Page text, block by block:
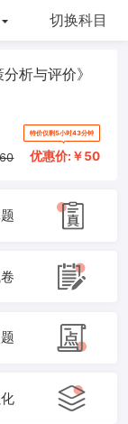
切换科目
析与评价》
60
特价仅剩5小时43分钟
优惠价:￥50